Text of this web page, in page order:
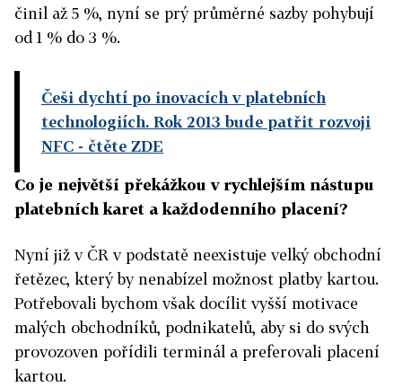
činil až 5 %, nyní se prý průměrné sazby pohybují
od 1 % do 3 %.
Češi dychtí po inovacích v platebních
technologiích. Rok 2013 bude patřit rozvoji
NFC - čtěte ZDE
Co je největší překážkou v rychlejším nástupu
platebních karet a každodenního placení?
Nyní již v ČR v podstatě neexistuje velký obchodní
řetězec, který by nenabízel možnost platby kartou.
Potřebovali bychom však docílit vyšší motivace
malých obchodníků, podnikatelů, aby si do svých
provozoven pořídili terminál a preferovali placení
kartou.